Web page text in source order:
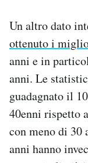
Un altro dato
ottenuto i
anni e in
anni. Le
guadagnato il
40enni rispetto
con meno di 30
anni hanno